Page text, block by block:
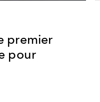
premier
pour